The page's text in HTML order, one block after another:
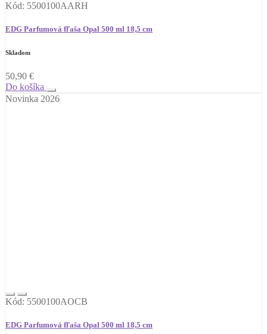
Kód: 5500100AARH
EDG Parfumová fľaša Opal 500 ml 18,5 cm
Skladom
50,90 €
Do košíka
Novinka 2026
Kód: 5500100AOCB
EDG Parfumová fľaša Opal 500 ml 18,5 cm